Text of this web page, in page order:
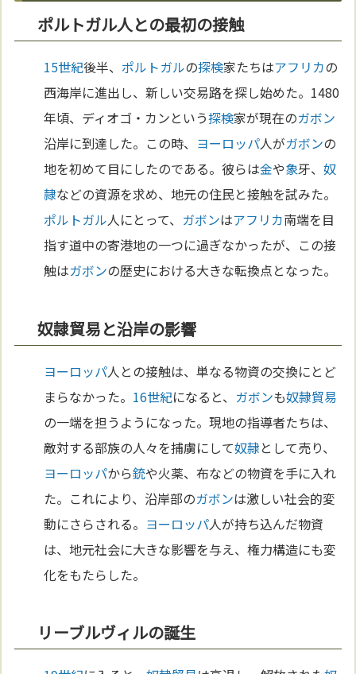
ポルトガル人との最初の接触
15世紀後半、 ポルトガルの探検家たちはアフリカの
西海岸に進出し、新しい交易路を探し始めた。1480
年頃、ディオゴ・カンという探検家が現在のガボン
沿岸に到達した。この時、 ヨーロッパ人がガボンの
地を初めて目にしたのである。彼らは金や象牙、奴
隷などの資源を求め、地元の住民と接触を試みた。
ポルトガル人にとって、 ガボンはアフリカ南端を目
指す道中の寄港地の一つに過ぎなかったが、この接
触はガボンの歴史における大きな転換点となった。
奴隷貿易と沿岸の影響
ヨーロッパ人との接触は、単なる物資の交換にとど
まらなかった。 16世紀になると、 ガボンも奴隷貿易
の一端を担うようになった。現地の指導者たちは、
敵対する部族の人々を捕虜にして奴隷として売り、
ヨーロッパから銃や火薬、布などの物資を手に入れ
た。これにより、沿岸部のガボンは激しい社会的変
動にさらされる。 ヨーロッパ人が持ち込んだ物資
は、地元社会に大きな影響を与え、権力構造にも変
化をもたらした。
リーブルヴィルの誕生